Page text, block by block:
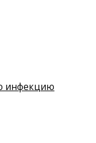
инфекцию